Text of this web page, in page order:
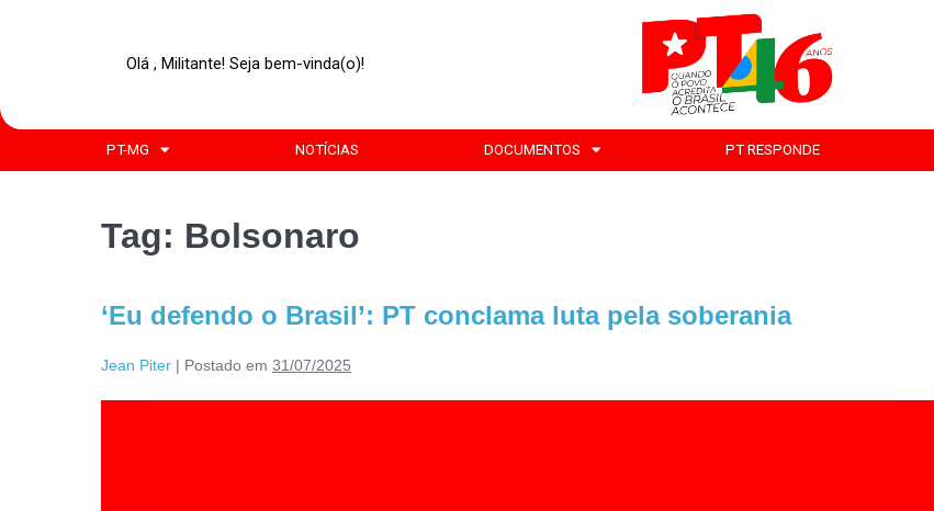
Olá , Militante! Seja bem-vinda(o)!
PT-MG NOTÍCIAS DOCUMENTOS PT RESPONDE
Tag: Bolsonaro
‘Eu defendo o Brasil’: PT conclama luta pela soberania
Jean Piter | Postado em 31/07/2025